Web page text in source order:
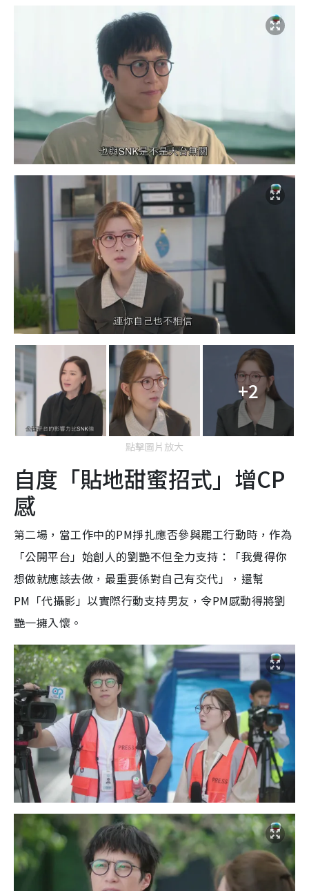
+2
點擊圖片放大
自度「貼地甜蜜招式」增CP
感
第二場，當工作中的PM掙扎應否參與罷工行動時，作為
「公開平台」始創人的劉艷不但全力支持：「我覺得你
想做就應該去做，最重要係對自己有交代」，還幫
PM「代攝影」以實際行動支持男友，令PM感動得將劉
艷一擁入懷。